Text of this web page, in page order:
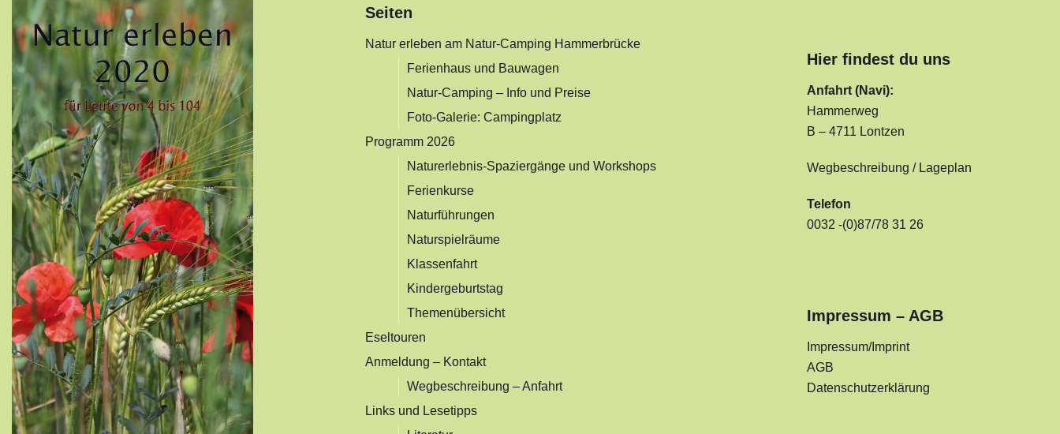
Seiten
Natur erleben am Natur-Camping Hammerbrücke
Ferienhaus und Bauwagen
Natur-Camping – Info und Preise
Foto-Galerie: Campingplatz
Programm 2026
Naturerlebnis-Spaziergänge und Workshops
Ferienkurse
Naturführungen
Naturspielräume
Klassenfahrt
Kindergeburtstag
Themenübersicht
Eseltouren
Anmeldung – Kontakt
Wegbeschreibung – Anfahrt
Links und Lesetipps
Hier findest du uns
Anfahrt (Navi):
Hammerweg
B – 4711 Lontzen
Wegbeschreibung / Lageplan
Telefon
0032 -(0)87/78 31 26
Impressum – AGB
Impressum/Imprint
AGB
Datenschutzerklärung